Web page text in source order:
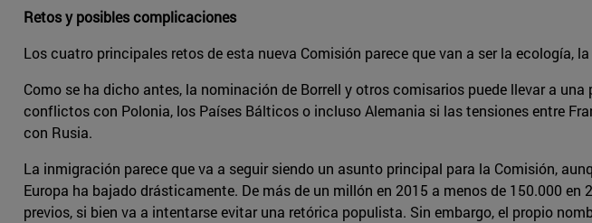
Retos y posibles complicaciones
Los cuatro principales retos de esta nueva Comisión parece que van a ser la
Como se ha dicho antes, la nominación de Borrell y otros comisarios puede llevar a
conflictos con Polonia, los Países Bálticos o incluso Alemania si las tensiones entre
con Rusia.
La inmigración parece que va a seguir siendo un asunto principal para la Comisión,
Europa ha bajado drásticamente. De más de un millón en 2015 a menos de 150.000
previos, si bien va a intentarse evitar una retórica populista. Sin embargo, el propio